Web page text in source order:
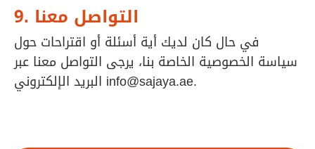
9. التواصل معنا
في حال كان لديك أية أسئلة أو اقتراحات حول
سياسة الخصوصية الخاصة بنا، يرجى التواصل معنا عبر
info@sajaya.ae.